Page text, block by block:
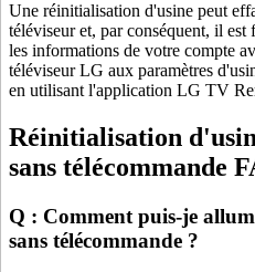
Une réinitialisation d'usine peut
téléviseur et, par conséquent, il
les informations de votre compte
téléviseur LG aux paramètres
en utilisant l'application LG TV
Réinitialisation
sans télécommande
Q : Comment puis-je
sans télécommande ?